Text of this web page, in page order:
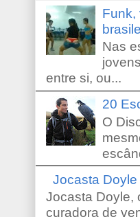
Funk,
Nas
entre si, ou...
20
O
Jocasta Doyle
Jocasta Doyle,
curadora de